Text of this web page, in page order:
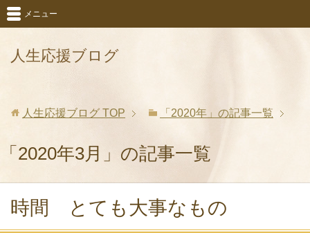
人生応援ブログ
メニュー
人生応援ブログ TOP 「2020年」の記事一覧
「2020年3月」の記事一覧
時間 とても大事なもの